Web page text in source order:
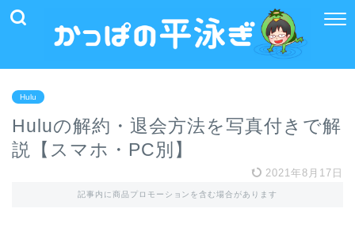
Hulu
Huluの解約・退会方法を写真付きで解
説【スマホ・PC別】
2021年8月17日
記事内に商品プロモーションを含む場合があります